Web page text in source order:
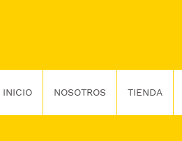
INICIO NOSOTROS TIENDA